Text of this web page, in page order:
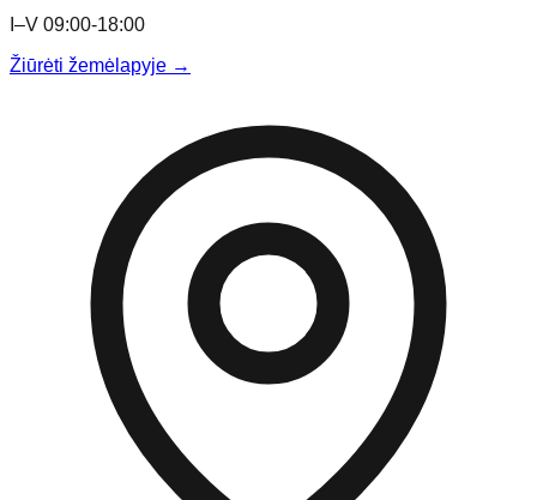
I–V 09:00-18:00
Žiūrėti žemėlapyje →